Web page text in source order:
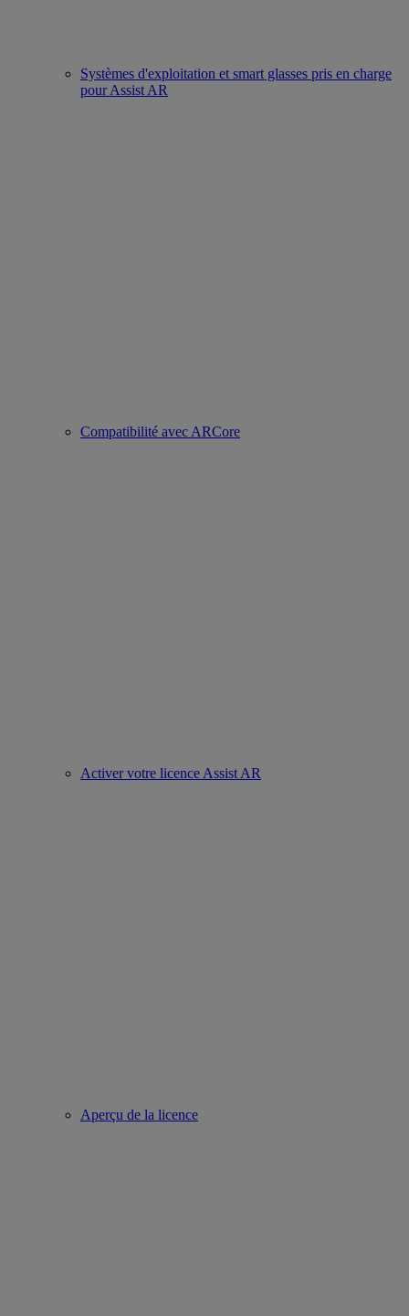
Systèmes d'exploitation et smart glasses pris en charge
pour Assist AR
Compatibilité avec ARCore
Activer votre licence Assist AR
Aperçu de la licence